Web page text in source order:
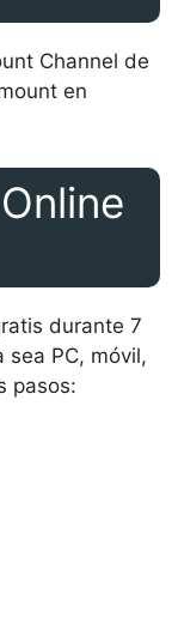
Channel de
en
durante 7
PC, móvil,
pasos: